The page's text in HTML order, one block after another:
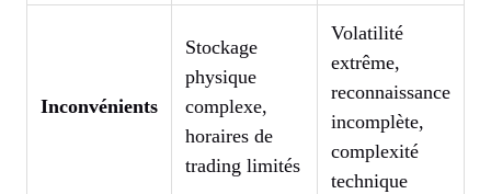
Inconvénients
Stockage
physique
complexe,
horaires de
trading limités
Volatilité
extrême,
reconnaissance
incomplète,
complexité
technique